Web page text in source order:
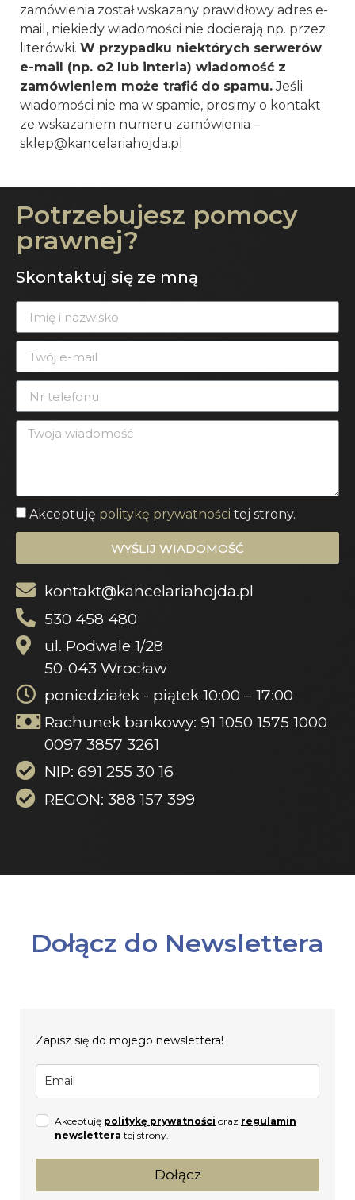
zamówienia został wskazany prawidłowy adres e-
mail, niekiedy wiadomości nie docierają np. przez
literówki. W przypadku niektórych serwerów
e-mail (np. o2 lub interia) wiadomość z
zamówieniem może trafić do spamu.Jeśli
wiadomości nie ma w spamie, prosimy o kontakt
ze wskazaniem numeru zamówienia –
sklep@kancelariahojda.pl
kontakt@kancelariahojda.pl
530 458 480
ul. Podwale 1/28
50-043 Wrocław
poniedziałek - piątek 10:00 – 17:00
Rachunek bankowy: 91 1050 1575 1000
0097 3857 3261
NIP: 691 255 30 16
REGON: 388 157 399
Potrzebujesz pomocy
prawnej?
Skontaktuj się ze mną
Akceptuję politykę prywatności tej strony.
WYŚLIJ WIADOMOŚĆ
Dołącz do Newslettera
Zapisz się do mojego newslettera!
Akceptuję politykę prywatności oraz regulamin
newslettera tej strony.
Dołącz